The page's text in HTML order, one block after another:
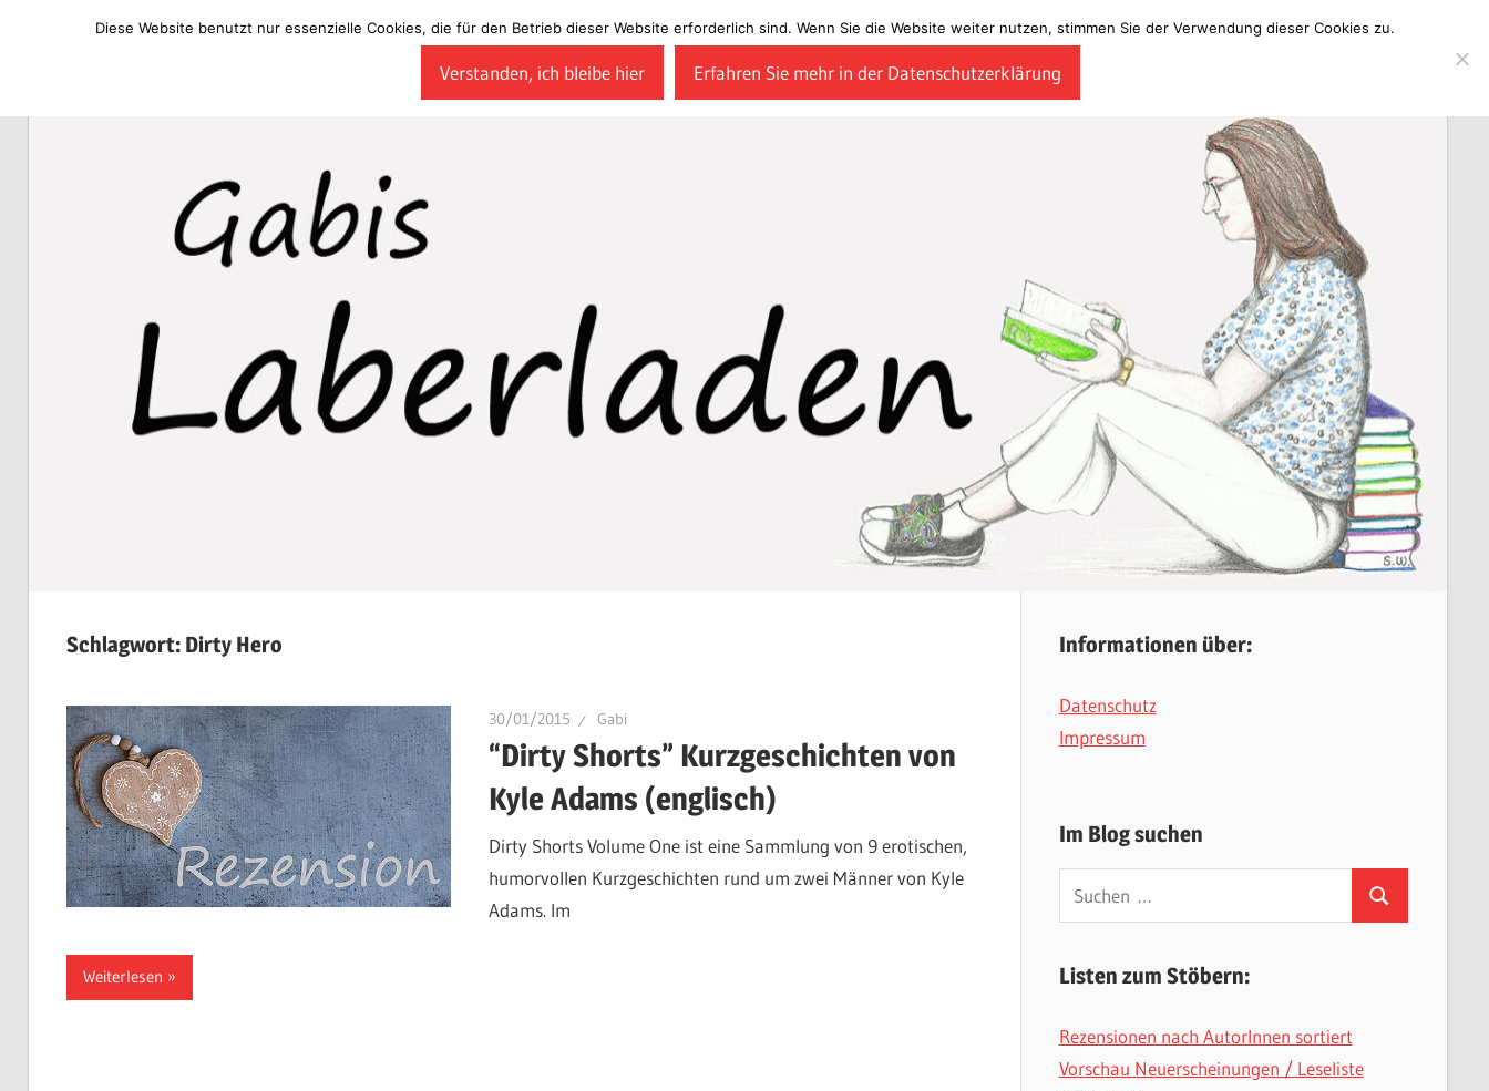
Schlagwort: Dirty Hero
30/01/2015 Gabi
“Dirty Shorts” Kurzgeschichten von
Kyle Adams (englisch)
Dirty Shorts Volume One ist eine Sammlung von 9 erotischen,
humorvollen Kurzgeschichten rund um zwei Männer von Kyle
Adams. Im
Weiterlesen
Informationen über:
Datenschutz
Impressum
Im Blog suchen
Suchen
nach:
Suchen
Listen zum Stöbern:
Rezensionen nach AutorInnen sortiert
Vorschau Neuerscheinungen / Leseliste
Diese Website benutzt nur essenzielle Cookies, die für den Betrieb dieser Website erforderlich sind. Wenn Sie die Website weiter nutzen, stimmen Sie der Verwendung dieser Cookies zu.
Verstanden, ich bleibe hier Erfahren Sie mehr in der Datenschutzerklärung